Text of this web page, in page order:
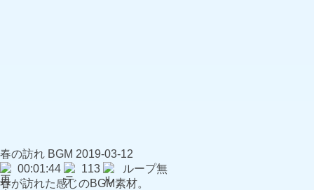
春の訪れ BGM 2019-03-12
00:01:44
113
ループ無
春が訪れた感じのBGM素材。